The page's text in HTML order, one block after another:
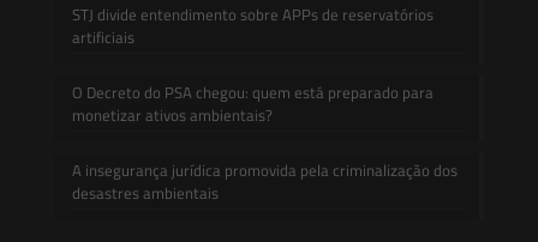
STJ divide entendimento sobre APPs de reservatórios
artificiais
O Decreto do PSA chegou: quem está preparado para
monetizar ativos ambientais?
A insegurança jurídica promovida pela criminalização dos
desastres ambientais